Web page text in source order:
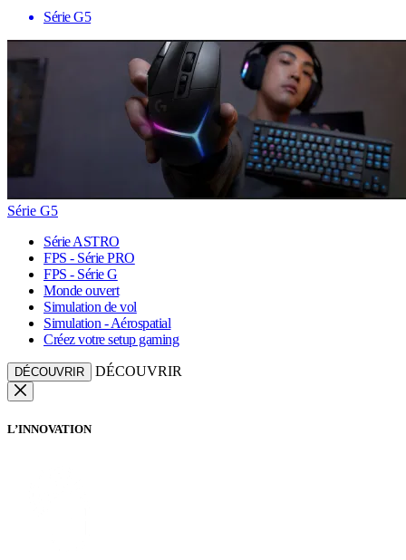
Série G5
Série G5
Série ASTRO
FPS - Série PRO
FPS - Série G
Monde ouvert
Simulation de vol
Simulation - Aérospatial
Créez votre setup gaming
DÉCOUVRIR DÉCOUVRIR
L’INNOVATION